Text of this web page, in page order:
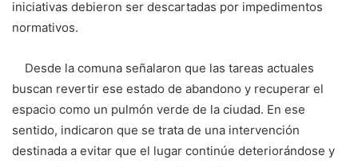
iniciativas debieron ser descartadas por impedimentos
normativos.
Desde la comuna señalaron que las tareas actuales
buscan revertir ese estado de abandono y recuperar el
espacio como un pulmón verde de la ciudad. En ese
sentido, indicaron que se trata de una intervención
destinada a evitar que el lugar continúe deteriorándose y